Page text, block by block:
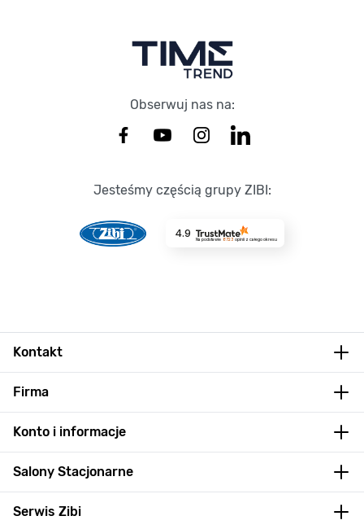
Obserwuj nas na:
Jesteśmy częścią grupy ZIBI:
4.9
Na podstawie 8723 opinii z całego okresu
Kontakt
Firma
Konto i informacje
Salony Stacjonarne
Serwis Zibi